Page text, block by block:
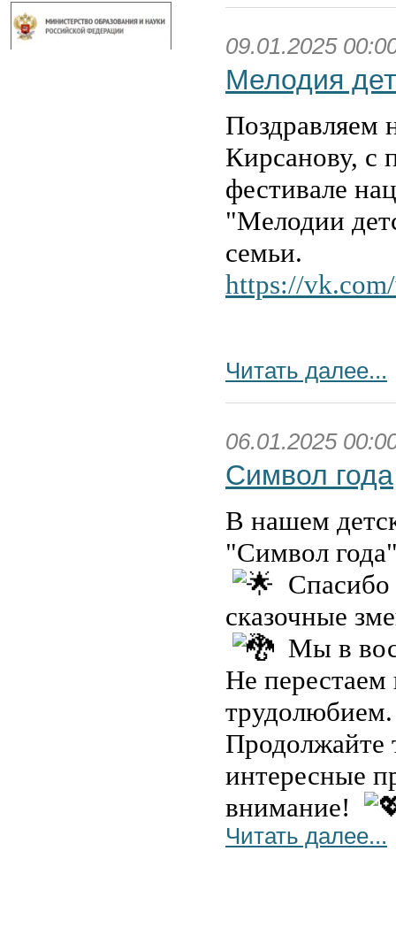
09.01.2025
Мелодия
Поздравляем
Кирсанову, с
фестивале
"Мелодии
семьи.
https://
Читать далее...
06.01.2025
Символ года
В нашем
"Символ
Спасибо
сказочные
Мы в
Не
Продолжайте
интересные
внимание!
Читать далее...